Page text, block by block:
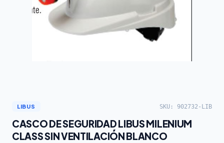
LIBUS SKU: 902732-LIB
CASCO DE SEGURIDAD LIBUS MILENIUM
CLASS SIN VENTILACIÓN BLANCO